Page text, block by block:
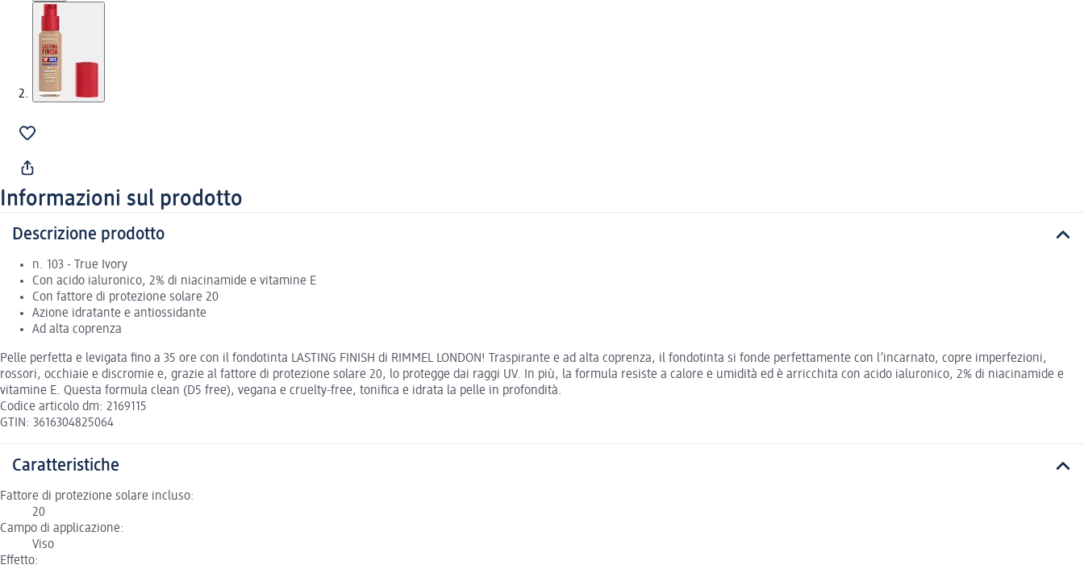
Informazioni sul prodotto
Descrizione prodotto
n. 103 - True Ivory
Con acido ialuronico, 2% di niacinamide e vitamine E
Con fattore di protezione solare 20
Azione idratante e antiossidante
Ad alta coprenza
Pelle perfetta e levigata fino a 35 ore con il fondotinta LASTING FINISH di RIMMEL LONDON! Traspirante e ad alta coprenza, il fondotinta si fonde perfettamente con l’incarnato, copre imperfezioni,
rossori, occhiaie e discromie e, grazie al fattore di protezione solare 20, lo protegge dai raggi UV. In più, la formula resiste a calore e umidità ed è arricchita con acido ialuronico, 2% di niacinamide e
vitamine E. Questa formula clean (D5 free), vegana e cruelty-free, tonifica e idrata la pelle in profondità.
Codice articolo dm: 2169115
GTIN: 3616304825064
Caratteristiche
Fattore di protezione solare incluso:
20
Campo di applicazione:
Viso
Effetto: